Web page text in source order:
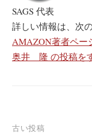
SAGS 代表
詳しい情報は、次
AMAZON著者ペー
奥井 隆 の投稿を
古い投稿